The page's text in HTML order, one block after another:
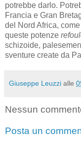
potrebbe darlo.
Francia e Gran
del Nord Africa,
queste potenze
schizoide,
sventure create da
Giuseppe Leuzzi alle
Nessun
Posta un